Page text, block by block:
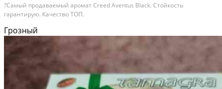
?Самый продаваемый аромат Creed Aventus Black. Стойкость
гарантирую. Качество ТОП.
Грозный